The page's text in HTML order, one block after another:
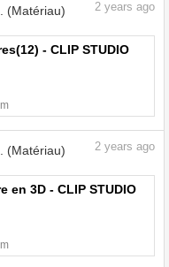
(Matériau) 2 years ago
- CLIP STUDIO
(Matériau) 2 years ago
en 3D - CLIP STUDIO